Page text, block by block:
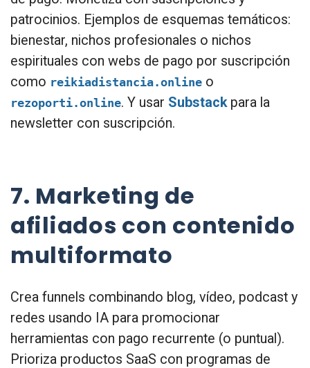
patrocinios. Ejemplos de esquemas temáticos:
bienestar, nichos profesionales o nichos
espirituales con webs de pago por suscripción
como reikiadistancia.online o
rezoporti.online. Y usar Substackpara la
newsletter con suscripción.
7. Marketing de
afiliados con contenido
multiformato
Crea funnels combinando blog, vídeo, podcast y
redes usando IA para promocionar
herramientas con pago recurrente (o puntual).
Prioriza productos SaaS con programas de